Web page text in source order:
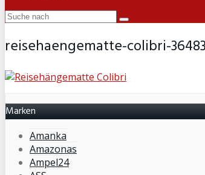
reisehaengematte-colibri-
Marken
Amanka
Amazonas
Ampel24